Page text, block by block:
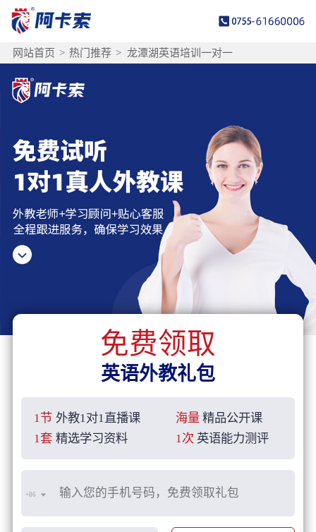
网站首页 > 热门推荐 > 龙潭湖英语培训一对一
免费领取
英语外教礼包
1节 外教1对1直播课 海量 精品公开课
1套 精选学习资料 1次 英语能力测评
+86